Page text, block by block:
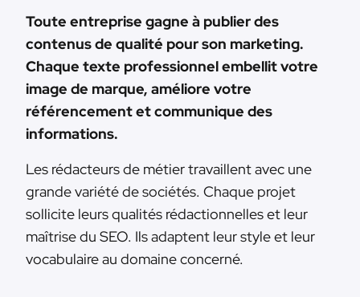
Toute entreprise gagne à publier des
contenus de qualité pour son marketing.
Chaque texte professionnel embellit votre
image de marque, améliore votre
référencement et communique des
informations.
Les rédacteurs de métier travaillent avec une
grande variété de sociétés. Chaque projet
sollicite leurs qualités rédactionnelles et leur
maîtrise du SEO. Ils adaptent leur style et leur
vocabulaire au domaine concerné.